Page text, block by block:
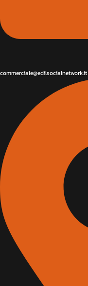
commerciale@edilsocialnetwork.it